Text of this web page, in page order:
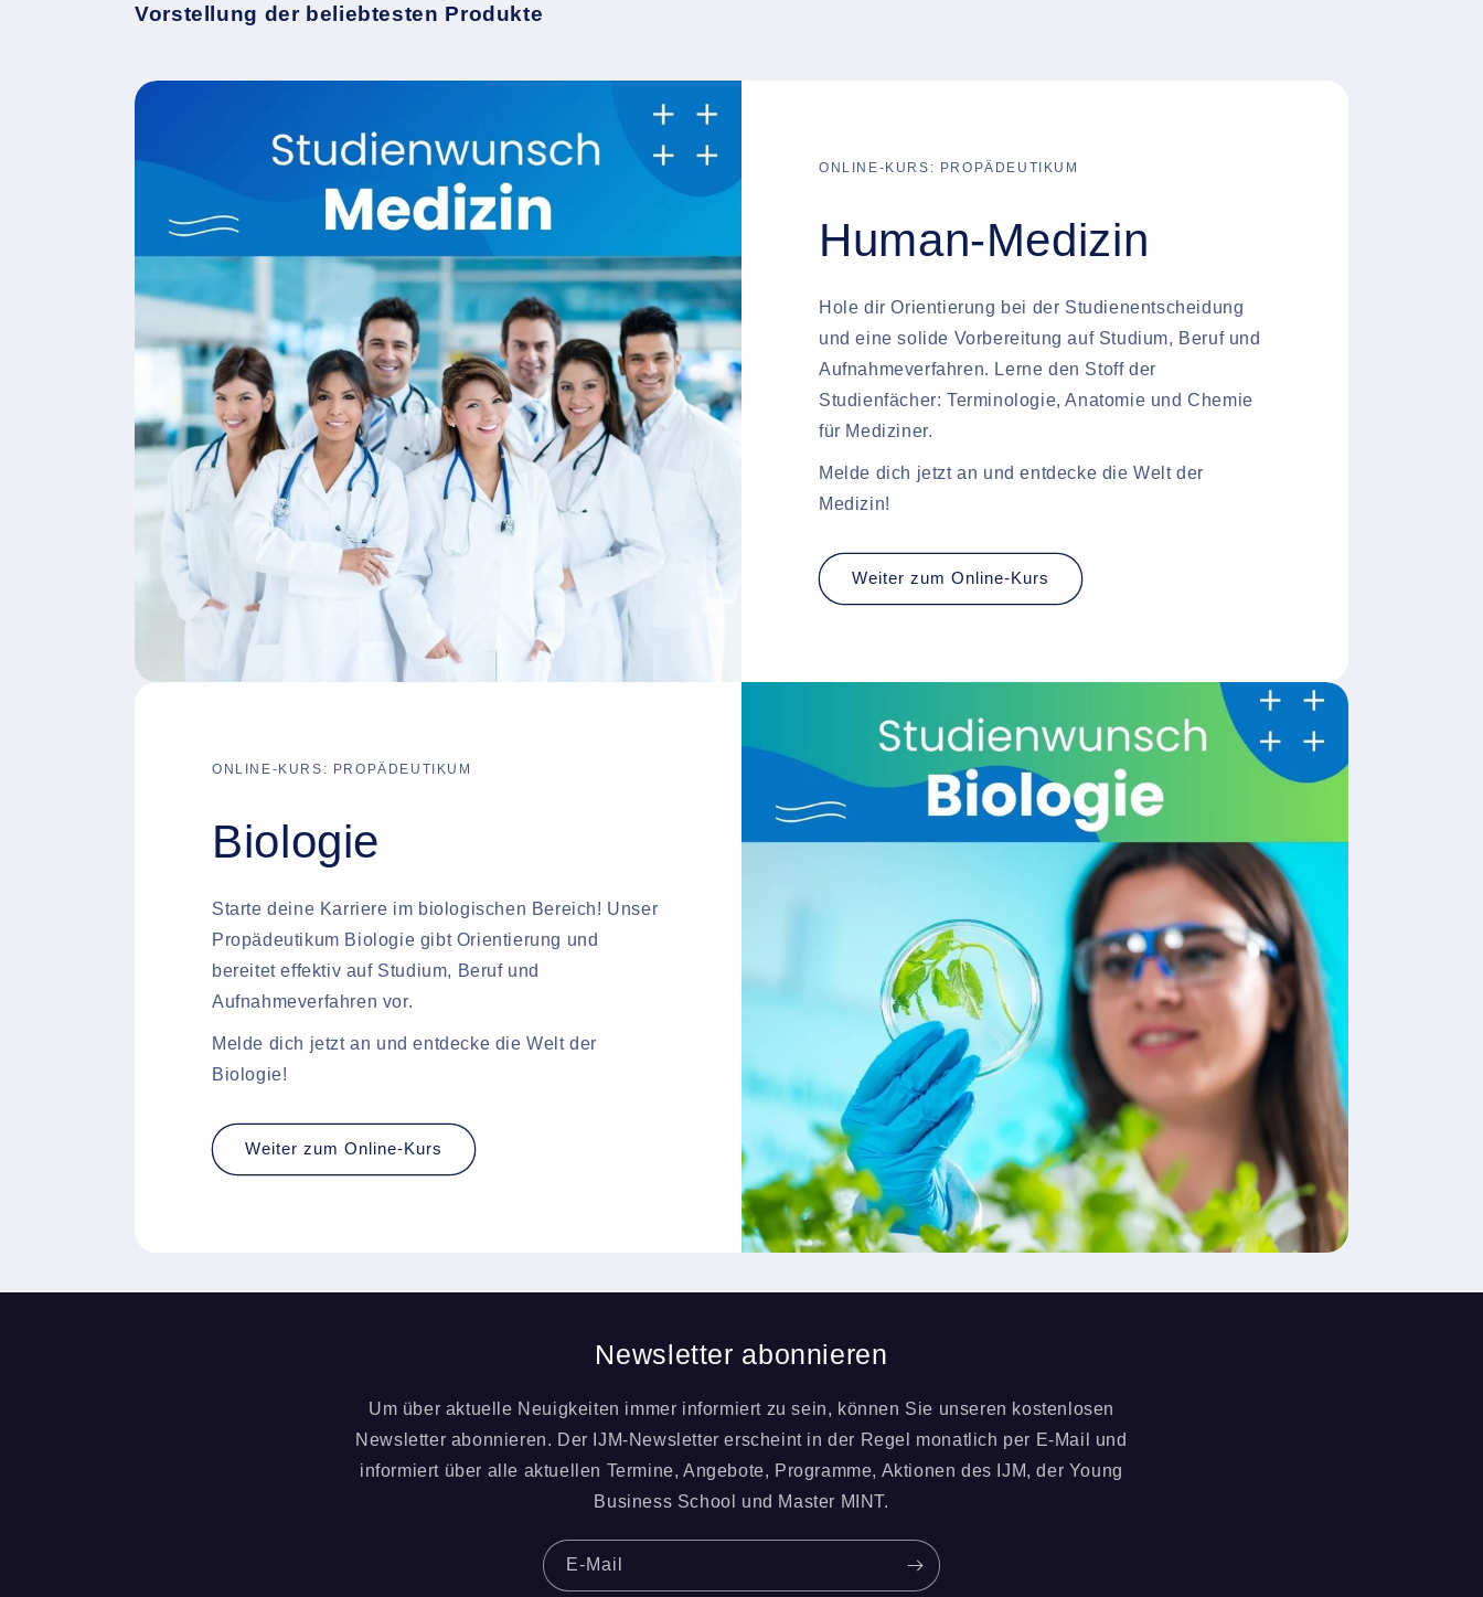
Vorstellung der beliebtesten Produkte
ONLINE-KURS: PROPÄDEUTIKUM
Human-Medizin
Hole dir Orientierung bei der Studienentscheidung
und eine solide Vorbereitung auf Studium, Beruf und
Aufnahmeverfahren. Lerne den Stoff der
Studienfächer: Terminologie, Anatomie und Chemie
für Mediziner.
Melde dich jetzt an und entdecke die Welt der
Medizin!
Weiter zum Online-Kurs
ONLINE-KURS: PROPÄDEUTIKUM
Biologie
Starte deine Karriere im biologischen Bereich! Unser
Propädeutikum Biologie gibt Orientierung und
bereitet effektiv auf Studium, Beruf und
Aufnahmeverfahren vor.
Melde dich jetzt an und entdecke die Welt der
Biologie!
Weiter zum Online-Kurs
Newsletter abonnieren
Um über aktuelle Neuigkeiten immer informiert zu sein, können Sie unseren kostenlosen
Newsletter abonnieren. Der IJM-Newsletter erscheint in der Regel monatlich per E-Mail und
informiert über alle aktuellen Termine, Angebote, Programme, Aktionen des IJM, der Young
Business School und Master MINT.
E-Mail